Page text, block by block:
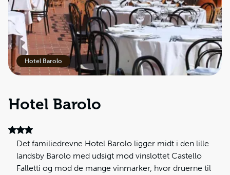
Hotel Barolo
Hotel Barolo
Det familiedrevne Hotel Barolo ligger midt i den lille
landsby Barolo med udsigt mod vinslottet Castello
Falletti og mod de mange vinmarker, hvor druerne til